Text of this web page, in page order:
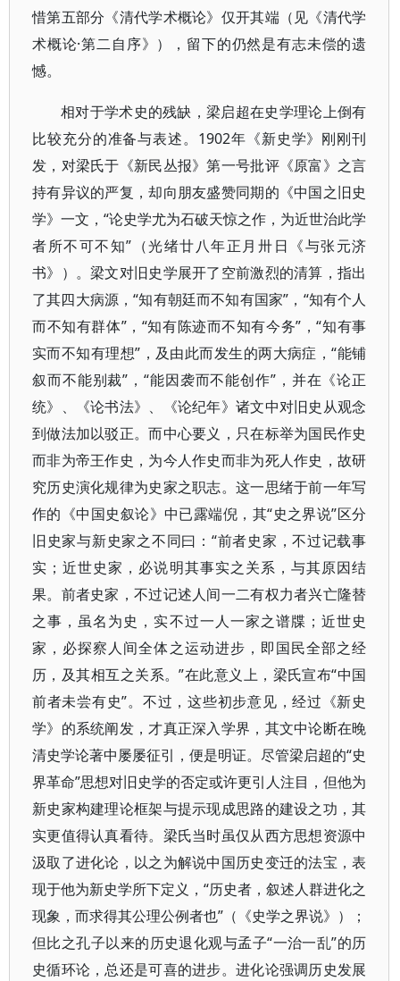
惜第五部分《清代学术概论》仅开其端（见《清代学
术概论·第二自序》），留下的仍然是有志未偿的遗
憾。
相对于学术史的残缺，梁启超在史学理论上倒有
比较充分的准备与表述。1902年《新史学》刚刚刊
发，对梁氏于《新民丛报》第一号批评《原富》之言
持有异议的严复，却向朋友盛赞同期的《中国之旧史
学》一文，“论史学尤为石破天惊之作，为近世治此学
者所不可不知”（光绪廿八年正月卅日《与张元济
书》）。梁文对旧史学展开了空前激烈的清算，指出
了其四大病源，“知有朝廷而不知有国家”，“知有个人
而不知有群体”，“知有陈迹而不知有今务”，“知有事
实而不知有理想”，及由此而发生的两大病症，“能铺
叙而不能别裁”，“能因袭而不能创作”，并在《论正
统》、《论书法》、《论纪年》诸文中对旧史从观念
到做法加以驳正。而中心要义，只在标举为国民作史
而非为帝王作史，为今人作史而非为死人作史，故研
究历史演化规律为史家之职志。这一思绪于前一年写
作的《中国史叙论》中已露端倪，其“史之界说”区分
旧史家与新史家之不同曰：“前者史家，不过记载事
实；近世史家，必说明其事实之关系，与其原因结
果。前者史家，不过记述人间一二有权力者兴亡隆替
之事，虽名为史，实不过一人一家之谱牒；近世史
家，必探察人间全体之运动进步，即国民全部之经
历，及其相互之关系。”在此意义上，梁氏宣布“中国
前者未尝有史”。不过，这些初步意见，经过《新史
学》的系统阐发，才真正深入学界，其文中论断在晚
清史学论著中屡屡征引，便是明证。尽管梁启超的“史
界革命”思想对旧史学的否定或许更引人注目，但他为
新史家构建理论框架与提示现成思路的建设之功，其
实更值得认真看待。梁氏当时虽仅从西方思想资源中
汲取了进化论，以之为解说中国历史变迁的法宝，表
现于他为新史学所下定义，“历史者，叙述人群进化之
现象，而求得其公理公例者也”（《史学之界说》）；
但比之孔子以来的历史退化观与孟子“一治一乱”的历
史循环论，总还是可喜的进步。进化论强调历史发展